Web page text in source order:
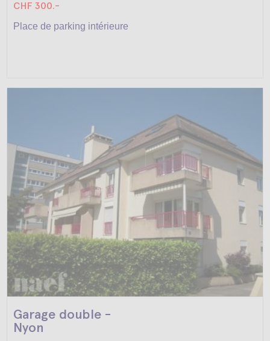
CHF 300.-
Place de parking intérieure
Garage double -
Nyon